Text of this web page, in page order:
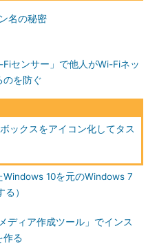
も表示されていな
に検索できなくな
ると、検索ボック
表示されるように
名の秘密
センサー」で他人がWi-Fiネッ
のを防ぐ
ックスをアイコン化してタス
Windows 10を元のWindows 7
）
ディア作成ツール」でインス
作る